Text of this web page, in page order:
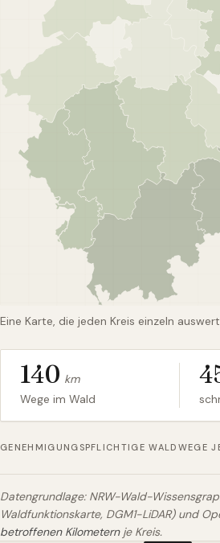
Eine Karte, die jeden Kreis einzeln
140 km
Wege im Wald
GENEHMIGUNGSPFLICHTIGE WALDWEGE
Datengrundlage: NRW-Wald-
Waldfunktionskarte, DGM1-LiDAR) und
betroffenen Kilometernje Kreis.